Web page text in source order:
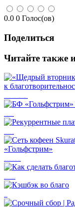
0.0 0 Голос(ов)
Поделиться
Читайте также